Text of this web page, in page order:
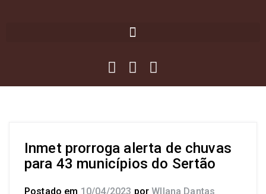
Inmet prorroga alerta de chuvas
para 43 municípios do Sertão
Postado em 10/04/2023 por Wllana Dantas